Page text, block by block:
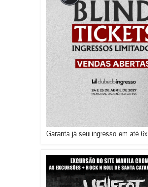
Garanta já seu ingresso em até 6x